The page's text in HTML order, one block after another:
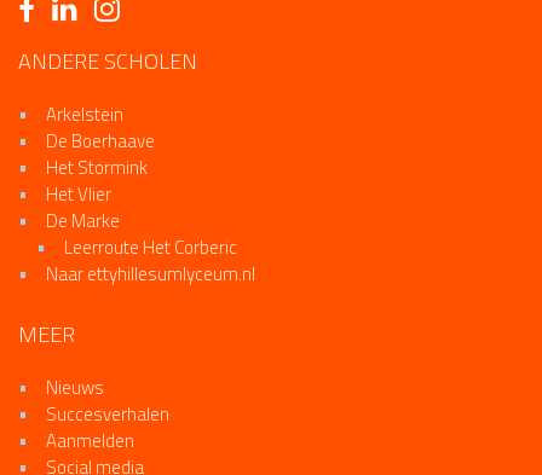
ANDERE SCHOLEN
Arkelstein
De Boerhaave
Het Stormink
Het Vlier
De Marke
Leerroute Het Corberic
Naar ettyhillesumlyceum.nl
MEER
Nieuws
Succesverhalen
Aanmelden
Social media